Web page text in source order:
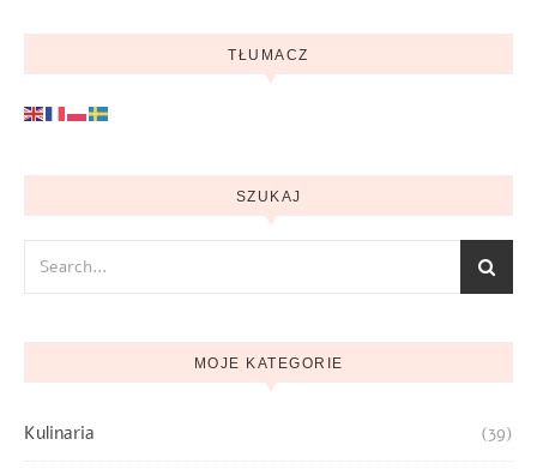
TŁUMACZ
SZUKAJ
MOJE KATEGORIE
Kulinaria (39)